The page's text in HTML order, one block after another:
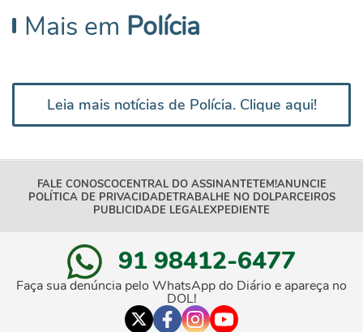
Mais em Polícia
Leia mais notícias de Polícia. Clique aqui!
FALE CONOSCOCENTRAL DO ASSINANTETEM!ANUNCIE
POLÍTICA DE PRIVACIDADETRABALHE NO DOLPARCEIROS
PUBLICIDADE LEGALEXPEDIENTE
91 98412-6477
Faça sua denúncia pelo WhatsApp do Diário e apareça no
DOL!